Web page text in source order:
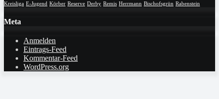
Kreisliga E-Jugend Körber Reserve Derby Remis Herrmann Bischofsgrün Rabenstein
Meta
Anmelden
Eintrags-Feed
Kommentar-Feed
WordPress.org